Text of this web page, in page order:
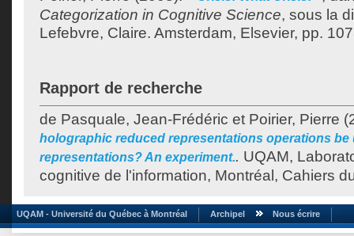
Categorization in Cognitive Science, sous la
Lefebvre, Claire. Amsterdam, Elsevier, pp.
Rapport de recherche
de Pasquale, Jean-Frédéric et Poirier, Pierre
holographic reduced representations operations be
representations? An experiment.. UQAM,
cognitive de l'information, Montréal, Cahiers
UQAM - Université du Québec à Montréal Archipel Nous écrire